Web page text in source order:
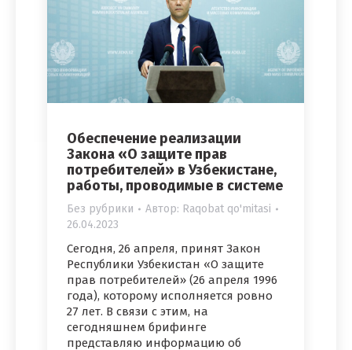
Обеспечение реализации
Закона «О защите прав
потребителей» в Узбекистане,
работы, проводимые в системе
Без рубрики Автор: Raqobat qo'mitasi
26.04.2023
Сегодня, 26 апреля, принят Закон
Республики Узбекистан «О защите
прав потребителей» (26 апреля 1996
года), которому исполняется ровно
27 лет. В связи с этим, на
сегодняшнем брифинге
представляю информацию об